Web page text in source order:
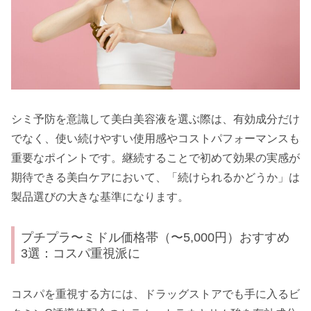
シミ予防を意識して美白美容液を選ぶ際は、有効成分だけ
でなく、使い続けやすい使用感やコストパフォーマンスも
重要なポイントです。継続することで初めて効果の実感が
期待できる美白ケアにおいて、「続けられるかどうか」は
製品選びの大きな基準になります。
プチプラ〜ミドル価格帯（〜5,000円）おすすめ
3選：コスパ重視派に
コスパを重視する方には、ドラッグストアでも手に入るビ